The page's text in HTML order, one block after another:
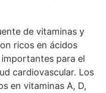
de vitaminas y
ricos en ácidos
para el
cardiovascular. Los
en vitaminas A, D,